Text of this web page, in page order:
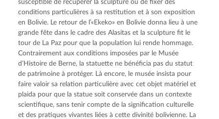
susceptible de récupérer la sculpture ou de fixer des
conditions particulières à sa restitution et à son exposition
en Bolivie. Le retour de l’«Ekeko» en Bolivie donna lieu à une
grande fête dans le cadre des Alasitas et la sculpture fit le
tour de La Paz pour que la population lui rende hommage.
Contrairement aux conditions imposées par le Musée
d’Histoire de Berne, la statuette ne bénéficia pas du statut
de patrimoine à protéger. Là encore, le musée insista pour
faire valoir sa relation particulière avec cet objet matériel et
plaida pour que la statue soit conservée dans un contexte
scientifique, sans tenir compte de la signification culturelle
et des pratiques vivantes liées à cette divinité bolivienne. La